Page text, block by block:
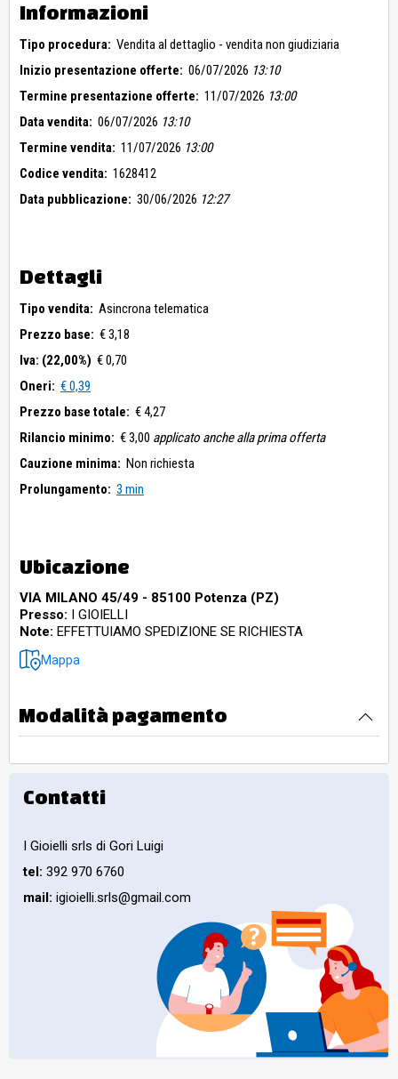
Informazioni
Tipo procedura: Vendita al dettaglio - vendita non giudiziaria
Inizio presentazione offerte: 06/07/2026 13:10
Termine presentazione offerte: 11/07/2026 13:00
Data vendita: 06/07/2026 13:10
Termine vendita: 11/07/2026 13:00
Codice vendita: 1628412
Data pubblicazione: 30/06/2026 12:27
Dettagli
Tipo vendita: Asincrona telematica
Prezzo base: € 3,18
Iva: (22,00%) € 0,70
Oneri: € 0,39
Prezzo base totale: € 4,27
Rilancio minimo: € 3,00 applicato anche alla prima offerta
Cauzione minima: Non richiesta
Prolungamento: 3 min
Ubicazione
VIA MILANO 45/49 - 85100 Potenza (PZ)
Presso: I GIOIELLI
Note: EFFETTUIAMO SPEDIZIONE SE RICHIESTA
Mappa
Modalità pagamento
Contatti
I Gioielli srls di Gori Luigi
tel: 392 970 6760
mail: igioielli.srls@gmail.com